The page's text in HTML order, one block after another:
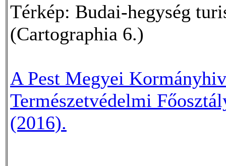
Térkép: Budai-hegység
(Cartographia 6.)
A Pest Megyei
Természetvédelmi
(2016).